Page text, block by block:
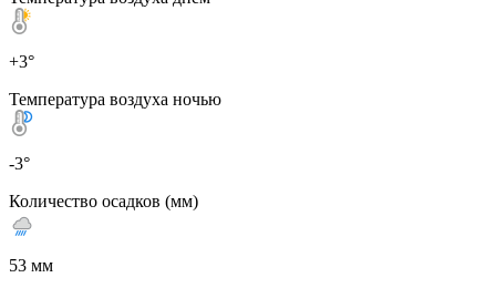
+3°
Температура воздуха ночью
-3°
Количество осадков (мм)
53 мм